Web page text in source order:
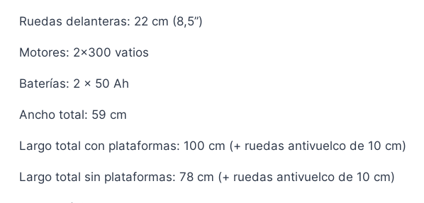
Ruedas delanteras: 22 cm (8,5”)
Motores: 2×300 vatios
Baterías: 2 x 50 Ah
Ancho total: 59 cm
Largo total con plataformas: 100 cm (+ ruedas antivuelco de 10 cm)
Largo total sin plataformas: 78 cm (+ ruedas antivuelco de 10 cm)